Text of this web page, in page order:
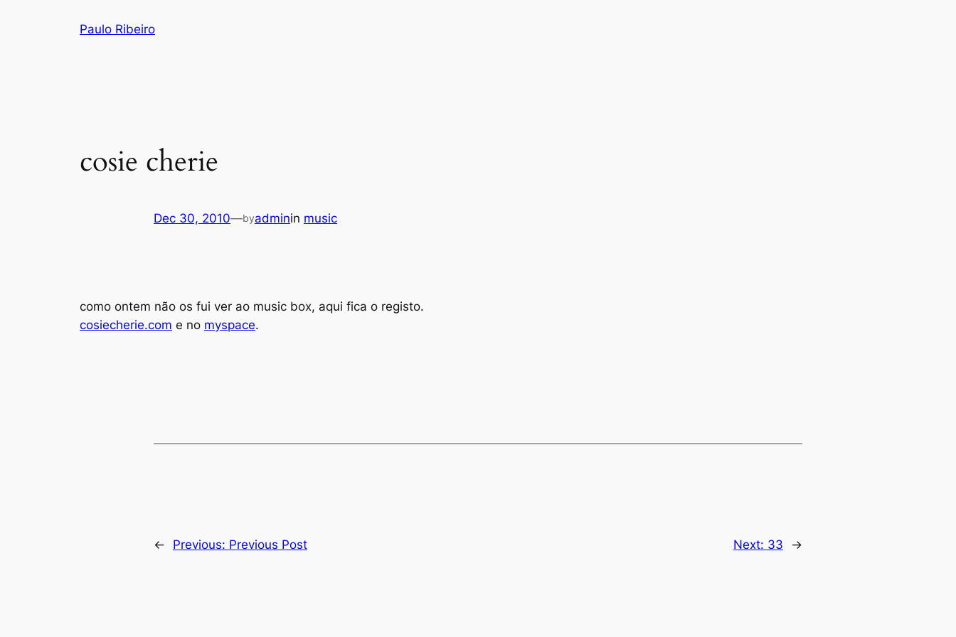
Paulo Ribeiro
cosie cherie
Dec 30, 2010—byadminin music
como ontem não os fui ver ao music box, aqui fica o registo.
cosiecherie.com e no myspace.
← Previous: Previous Post Next: 33 →